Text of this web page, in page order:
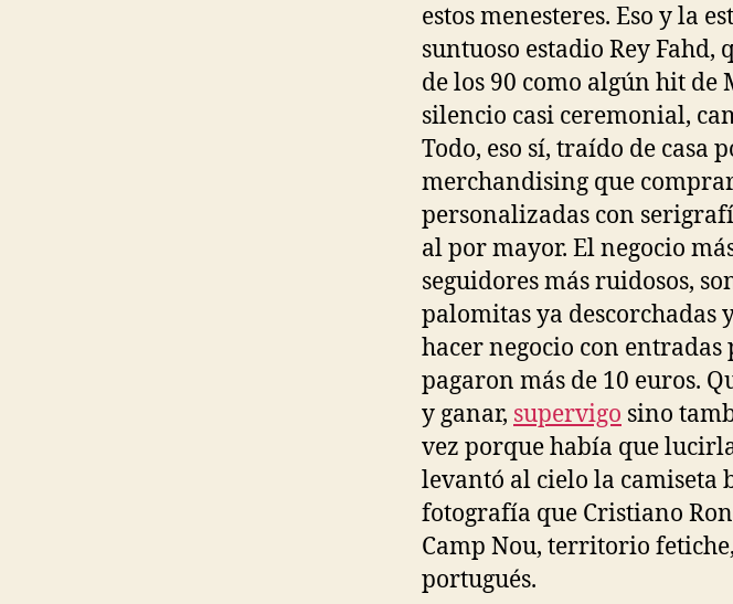
estos menesteres. Eso y la
suntuoso estadio Rey Fahd,
de los 90 como algún hit
silencio casi ceremonial,
Todo, eso sí, traído de casa
merchandising que
personalizadas con
al por mayor. El negocio
seguidores más ruidosos,
palomitas ya descorchadas
hacer negocio con entradas
pagaron más de 10 euros.
y ganar, supervigo sino
vez porque había que
levantó al cielo la camiseta
fotografía que Cristiano
Camp Nou, territorio
portugués.